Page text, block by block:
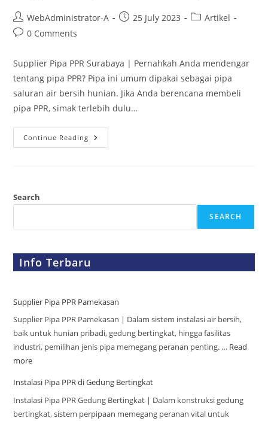
WebAdministrator-A 25 July 2023
Artikel
0 Comments
Supplier Pipa PPR Surabaya | Pernahkah Anda mendengar
tentang pipa PPR? Pipa ini umum dipakai sebagai pipa
saluran air bersih hunian. Jika Anda berencana membeli
pipa PPR, simak terlebih dulu…
Continue Reading
Search
SEARCH
Info Terbaru
Supplier Pipa PPR Pamekasan
Supplier Pipa PPR Pamekasan | Dalam sistem instalasi air bersih,
baik untuk hunian pribadi, gedung bertingkat, hingga fasilitas
industri, pemilihan jenis pipa memegang peranan penting. … Read
more
Instalasi Pipa PPR di Gedung Bertingkat
Instalasi Pipa PPR Gedung Bertingkat | Dalam konstruksi gedung
bertingkat, sistem perpipaan memegang peranan vital untuk